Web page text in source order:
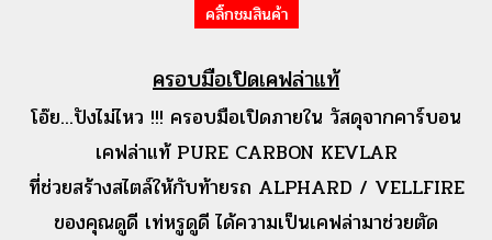
คลิ๊กชมสินค้า
ครอบมือเปิดเคฟล่าแท้
โอ๊ย...ปังไม่ไหว !!! ครอบมือเปิดภายใน วัสดุจากคาร์บอน
เคฟล่าแท้ PURE CARBON KEVLAR
ที่ช่วยสร้างสไตล์ให้กับท้ายรถ ALPHARD / VELLFIRE
ของคุณดูดี เท่หรูดูดี ได้ความเป็นเคฟล่ามาช่วยตัด